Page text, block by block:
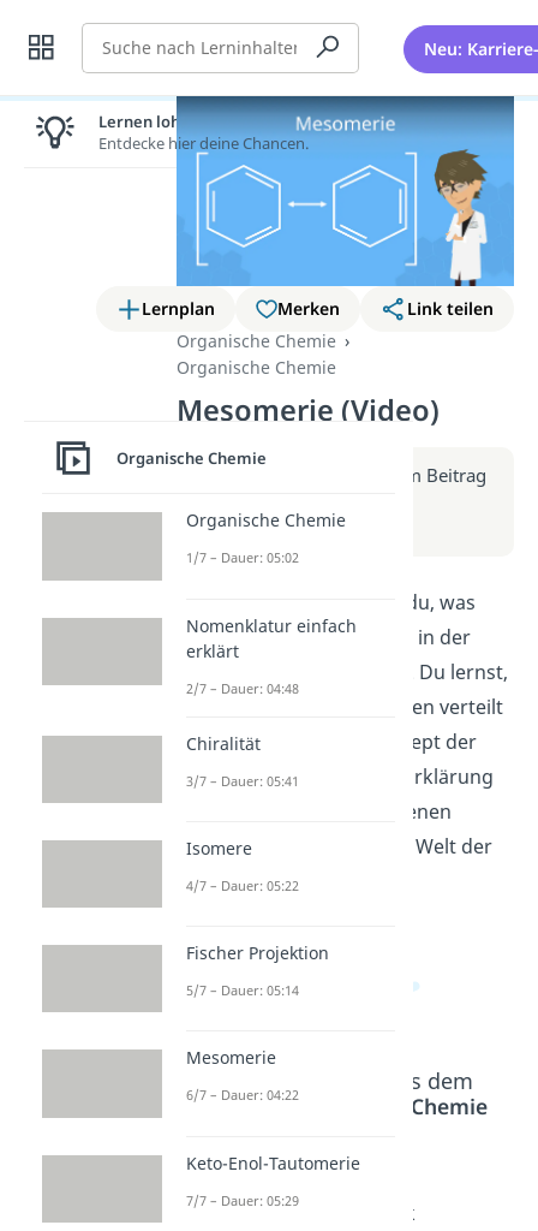
Suche Neu:
Lernplan Merken
Link teilen
Organische Chemie
Organische Chemie
Mesomerie (Video)
Weitere Infos erhältst du im Beitrag
zum Beitrag: Mesomerie
In diesem Video erfährst du, was
Mesomerie ist und wie sie in der
Chemie angewendet wird. Du lernst,
wie Elektronen in Molekülen verteilt
werden und wie das Konzept der
Resonanzstrukturen zur Erklärung
von chemischen Phänomenen
beiträgt. Tauche ein in die Welt der
Mesomerie!
Beliebte Inhalte aus dem
BereichOrganische Chemie
Enol-
che
Nomenk
Lernen lohnt sich!
Entdecke hier deine Chancen.
Organische Chemie
Organische Chemie
1/7 – Dauer: 05:02
Nomenklatur einfach
erklärt
2/7 – Dauer: 04:48
Chiralität
3/7 – Dauer: 05:41
Isomere
4/7 – Dauer: 05:22
Fischer Projektion
5/7 – Dauer: 05:14
Mesomerie
6/7 – Dauer: 04:22
Keto-Enol-Tautomerie
7/7 – Dauer: 05:29